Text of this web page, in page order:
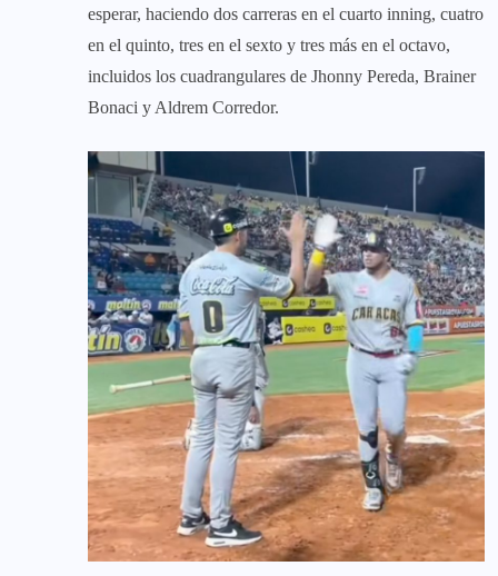
esperar, haciendo dos carreras en el cuarto inning, cuatro
en el quinto, tres en el sexto y tres más en el octavo,
incluidos los cuadrangulares de Jhonny Pereda, Brainer
Bonaci y Aldrem Corredor.